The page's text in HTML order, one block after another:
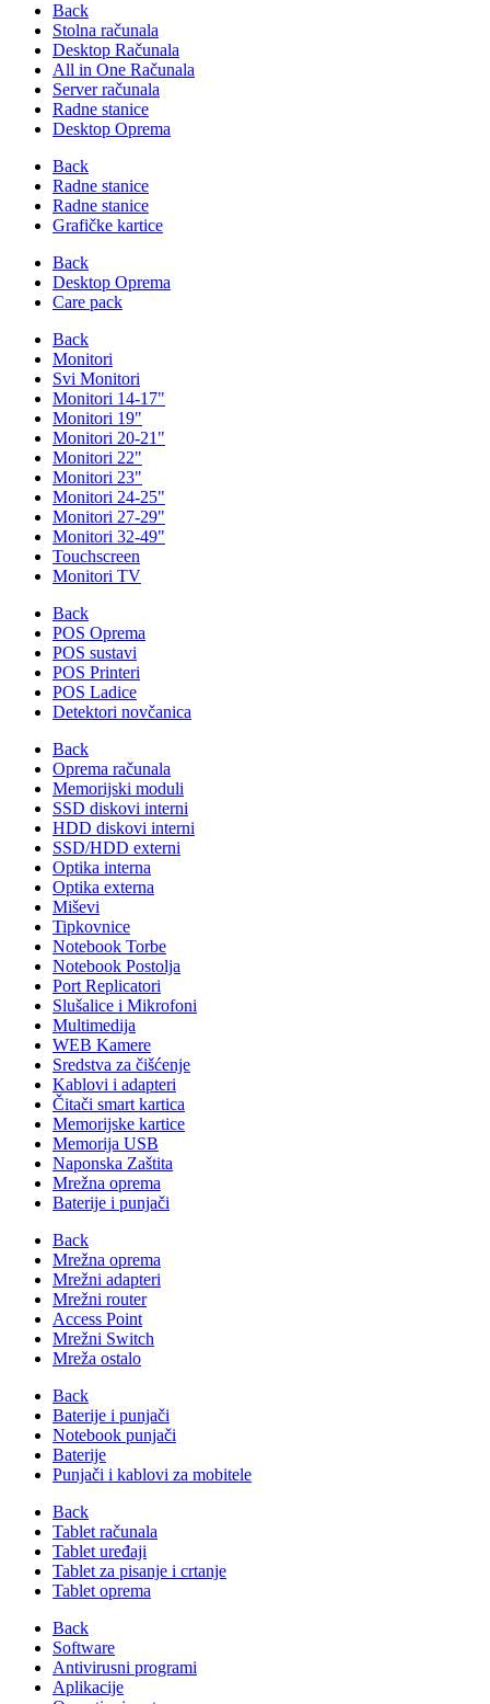
Back
Stolna računala
Desktop Računala
All in One Računala
Server računala
Radne stanice
Desktop Oprema
Back
Radne stanice
Radne stanice
Grafičke kartice
Back
Desktop Oprema
Care pack
Back
Monitori
Svi Monitori
Monitori 14-17"
Monitori 19"
Monitori 20-21"
Monitori 22"
Monitori 23"
Monitori 24-25"
Monitori 27-29"
Monitori 32-49"
Touchscreen
Monitori TV
Back
POS Oprema
POS sustavi
POS Printeri
POS Ladice
Detektori novčanica
Back
Oprema računala
Memorijski moduli
SSD diskovi interni
HDD diskovi interni
SSD/HDD externi
Optika interna
Optika externa
Miševi
Tipkovnice
Notebook Torbe
Notebook Postolja
Port Replicatori
Slušalice i Mikrofoni
Multimedija
WEB Kamere
Sredstva za čišćenje
Kablovi i adapteri
Čitači smart kartica
Memorijske kartice
Memorija USB
Naponska Zaštita
Mrežna oprema
Baterije i punjači
Back
Mrežna oprema
Mrežni adapteri
Mrežni router
Access Point
Mrežni Switch
Mreža ostalo
Back
Baterije i punjači
Notebook punjači
Baterije
Punjači i kablovi za mobitele
Back
Tablet računala
Tablet uređaji
Tablet za pisanje i crtanje
Tablet oprema
Back
Software
Antivirusni programi
Aplikacije